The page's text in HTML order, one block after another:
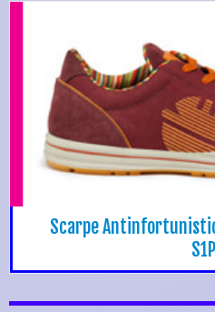
Scarpe
S1P